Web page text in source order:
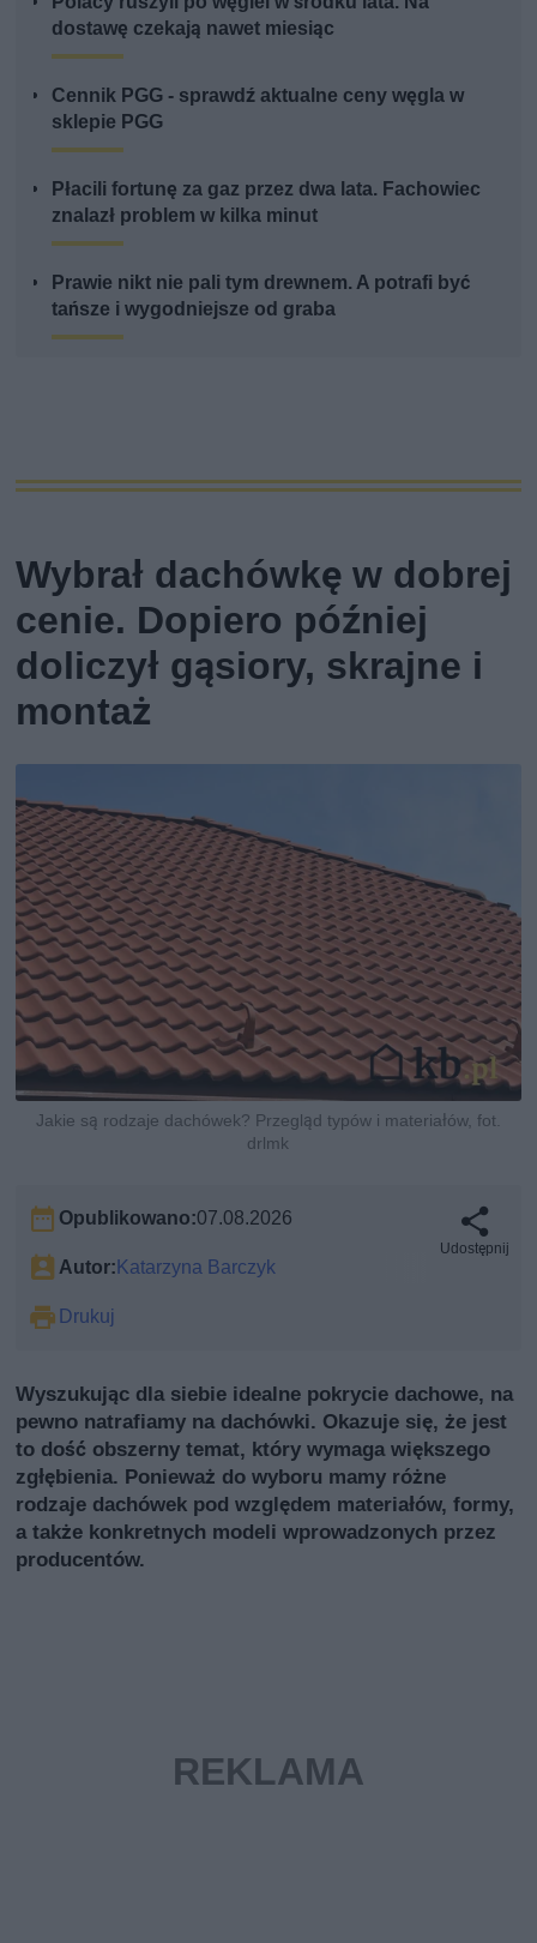
dostawę czekają nawet miesiąc
Cennik PGG - sprawdź aktualne ceny węgla w
sklepie PGG
Płacili fortunę za gaz przez dwa lata. Fachowiec
znalazł problem w kilka minut
Prawie nikt nie pali tym drewnem. A potrafi być
tańsze i wygodniejsze od graba
Wybrał dachówkę w dobrej
cenie. Dopiero później
doliczył gąsiory, skrajne i
montaż
Jakie są rodzaje dachówek? Przegląd typów i materiałów, fot.
drlmk
Opublikowano:07.08.2026
Autor:Katarzyna Barczyk
Drukuj
Udostępnij
Wyszukując dla siebie idealne pokrycie dachowe, na
pewno natrafiamy na dachówki. Okazuje się, że jest
to dość obszerny temat, który wymaga większego
zgłębienia. Ponieważ do wyboru mamy różne
rodzaje dachówek pod względem materiałów, formy,
a także konkretnych modeli wprowadzonych przez
producentów.